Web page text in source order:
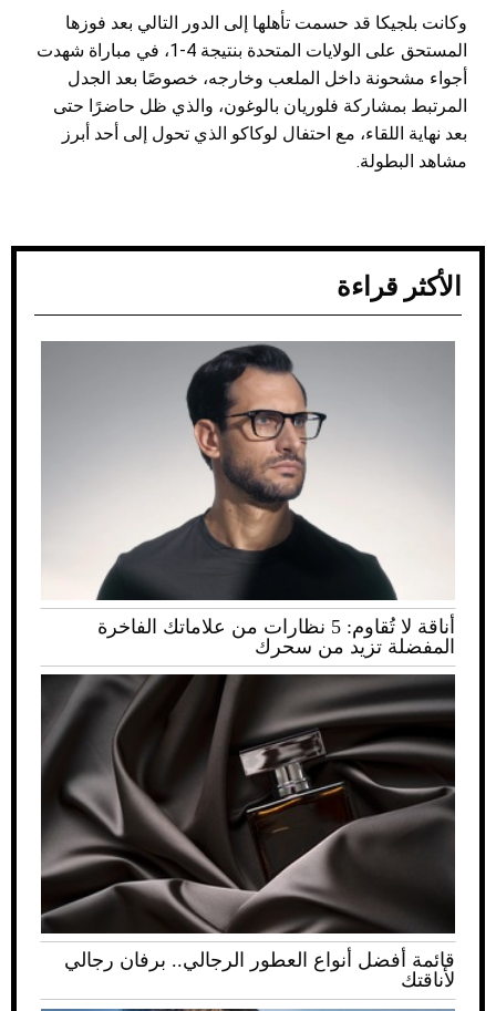
وكانت بلجيكا قد حسمت تأهلها إلى الدور التالي بعد فوزها
المستحق على الولايات المتحدة بنتيجة 4-1، في مباراة شهدت
أجواء مشحونة داخل الملعب وخارجه، خصوصًا بعد الجدل
المرتبط بمشاركة فلوريان بالوغون، والذي ظل حاضرًا حتى
بعد نهاية اللقاء، مع احتفال لوكاكو الذي تحول إلى أحد أبرز
مشاهد البطولة.
الأكثر قراءة
أناقة لا تُقاوم: 5 نظارات من علاماتك الفاخرة
المفضلة تزيد من سحرك
قائمة أفضل أنواع العطور الرجالي.. برفان رجالي
لأناقتك